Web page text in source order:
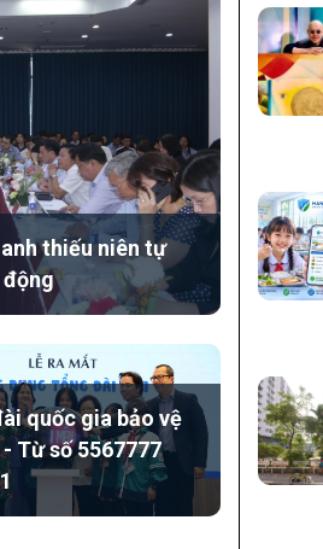
thiếu niên tự
quốc gia bảo vệ
Từ số 5567777